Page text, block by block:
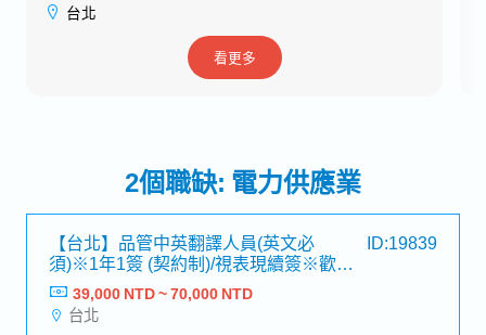
台北
看更多
2個職缺: 電力供應業
【台北】品管中英翻譯人員(英文必
須)※1年1簽 (契約制)/視表現續簽※歡迎
新鮮人－知名日系專案工程
ID:19839
39,000 NTD ~ 70,000 NTD
台北